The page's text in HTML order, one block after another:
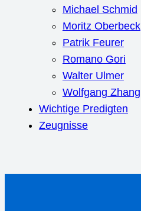
Michael Schmid
Moritz Oberbeck
Patrik Feurer
Romano Gori
Walter Ulmer
Wolfgang Zhang
Wichtige Predigten
Zeugnisse